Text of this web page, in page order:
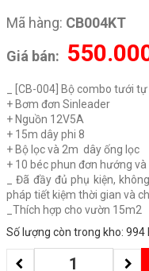
Mã hàng: CB004KT
Giá bán:
_ [CB-004] Bộ combo tưới
+ Bơm đơn Sinleader
+ Nguồn 12V5A
+ 15m dây phi 8
+ Bộ lọc và 2m dây ống lọc
+ 10 béc phun đơn hướng
_ Đã đầy đủ phụ kiện,
pháp tiết kiệm thời gian và
_Thích hợp cho vườn 15m2
Số lượng còn trong kho: 994